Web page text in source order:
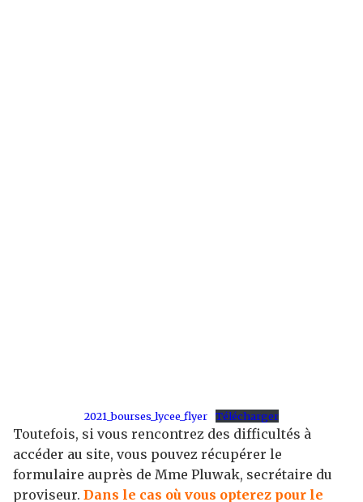
2021_bourses_lycee_flyer Télécharger
Toutefois, si vous rencontrez des difficultés à
accéder au site, vous pouvez récupérer le
formulaire auprès de Mme Pluwak, secrétaire du
proviseur. Dans le cas où vous opterez pour le